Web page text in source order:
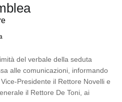
del verbale della seduta
alle comunicazioni, informando
Presidente il Rettore Novelli e
il Rettore De Toni, ai